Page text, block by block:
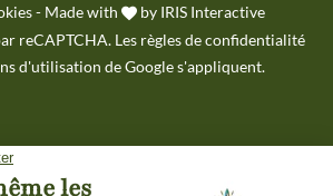
- Made with by IRIS Interactive
reCAPTCHA. Les règles de confidentialité
d'utilisation de Google s'appliquent.